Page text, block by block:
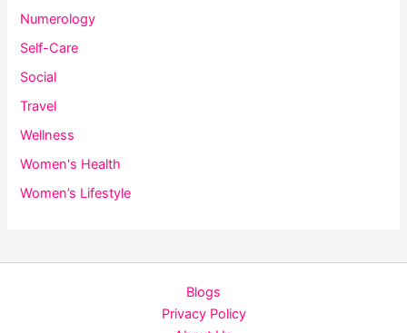
Numerology
Self-Care
Social
Travel
Wellness
Women's Health
Women’s Lifestyle
Blogs
Privacy Policy